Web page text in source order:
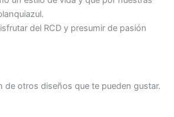
del RCD y presumir de pasión
de otros diseños que te pueden gustar.